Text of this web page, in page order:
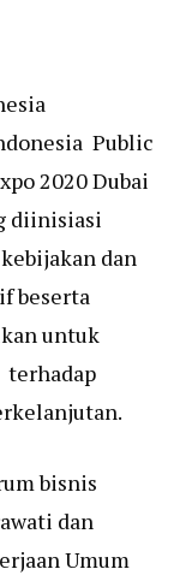
Public
2020 Dubai
diinisiasi
dan
beserta
untuk
bisnis
dan
Umum